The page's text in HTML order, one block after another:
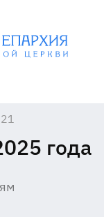
21
года